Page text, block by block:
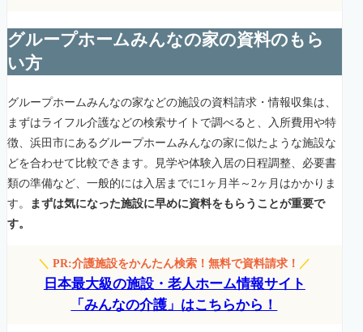
グループホームみんなの家の資料のもら
い方
グループホームみんなの家などの施設の資料請求・情報収集は、
まずはライフル介護などの検索サイトで調べると、入所費用や特
徴、浜田市にあるグループホームみんなの家に似たような施設な
どを合わせて比較できます。見学や体験入居の日程調整、必要書
類の準備など、一般的には入居までに1ヶ月半～2ヶ月はかかりま
す。
まずは気になった施設に早めに資料をもらうことが重要で
す。
＼PR:介護施設をかんたん検索！無料で資料請求！ ／
日本最大級の施設・老人ホーム情報サイト
「みんなの介護」はこちらから！